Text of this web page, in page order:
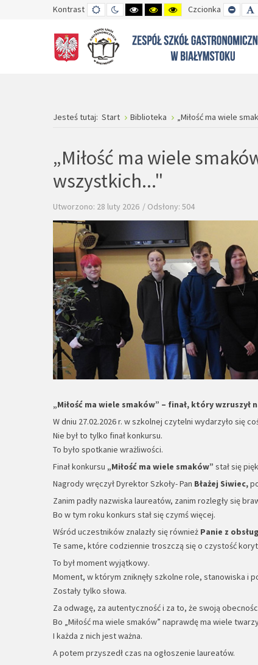
Kontrast TRYB
DOMYŚLNY
TRYB
DZIENNY
WYSOKI
CZARNO-
KONTRAST
WYSOKI
CZARNO-
KONTRAST
WYSOKI
ŻÓŁTO-
KONTRAST
Czcionka SET
Jesteś tutaj: Start Biblioteka „Miłość ma wiele
„Miłość ma wiele
wszystkich..."
Utworzono: 28 luty 2026 Odsłony: 504
„Miłość ma wiele smaków” – finał, który wzruszył
W dniu 27.02.2026 r. w szkolnej czytelni wydarzyło się
Nie był to tylko finał konkursu.
To było spotkanie wrażliwości.
Finał konkursu „Miłość ma wiele smaków” stał się
Nagrody wręczył Dyrektor Szkoły- Pan Błażej Siwiec,
Zanim padły nazwiska laureatów, zanim rozległy się
Bo w tym roku konkurs stał się czymś więcej.
Wśród uczestników znalazły się również Panie z
Te same, które codziennie troszczą się o czystość
To był moment wyjątkowy.
Moment, w którym zniknęły szkolne role, stanowiska i
Zostały tylko słowa.
Za odwagę, za autentyczność i za to, że swoją
Bo „Miłość ma wiele smaków” naprawdę ma wiele
I każda z nich jest ważna.
A potem przyszedł czas na ogłoszenie laureatów.